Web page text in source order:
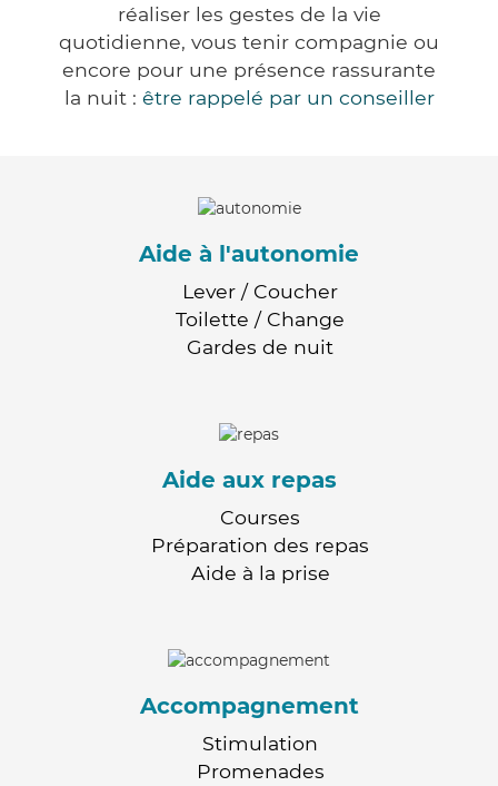
réaliser les gestes de la vie
quotidienne, vous tenir compagnie ou
encore pour une présence rassurante
la nuit : être rappelé par un conseiller
Aide à l'autonomie
Lever / Coucher
Toilette / Change
Gardes de nuit
Aide aux repas
Courses
Préparation des repas
Aide à la prise
Accompagnement
Stimulation
Promenades